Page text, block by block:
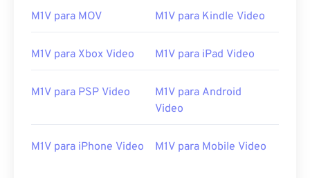
https://en.wikipedia.org/wiki/MPEG-1
M1V para MOV M1V para Kindle Video
M1V para Xbox Video M1V para iPad Video
M1V para PSP Video
M1V para Android
Video
M1V para iPhone Video M1V para Mobile Video